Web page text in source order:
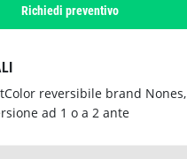
Richiedi preventivo
reversibile brand Nones,
ad 1 o a 2 ante